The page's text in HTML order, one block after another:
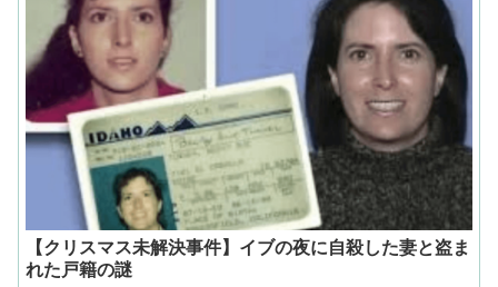
【クリスマス未解決事件】イブの夜に自殺した妻と盗ま
れた戸籍の謎